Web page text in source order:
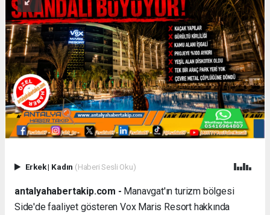
Erkek| Kadın (Haberi Sesli Oku)
antalyahabertakip.com - Manavgat'ın turizm bölgesi
Side'de faaliyet gösteren Vox Maris Resort hakkında